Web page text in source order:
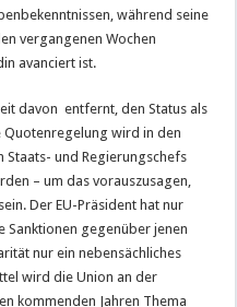
während seine
vergangenen Wochen
avanciert ist.
davon entfernt, den Status als
Quotenregelung wird in den
Staats- und Regierungschefs
– um das vorauszusagen,
Der EU-Präsident hat nur
Sanktionen gegenüber jenen
nur ein nebensächliches
wird die Union an der
kommenden Jahren Thema